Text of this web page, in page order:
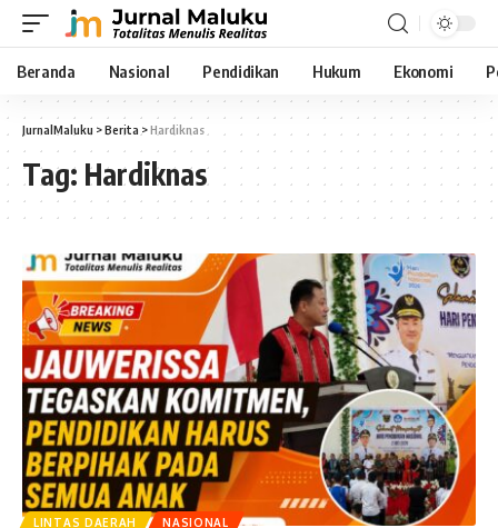
Beranda Nasional Pendidikan Hukum Ekonomi
JurnalMaluku >Berita >Hardiknas
Tag: Hardiknas
LINTAS DAERAH NASIONAL